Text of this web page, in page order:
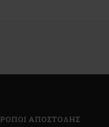
ΑΠΟΣΤΟΛΗΣ